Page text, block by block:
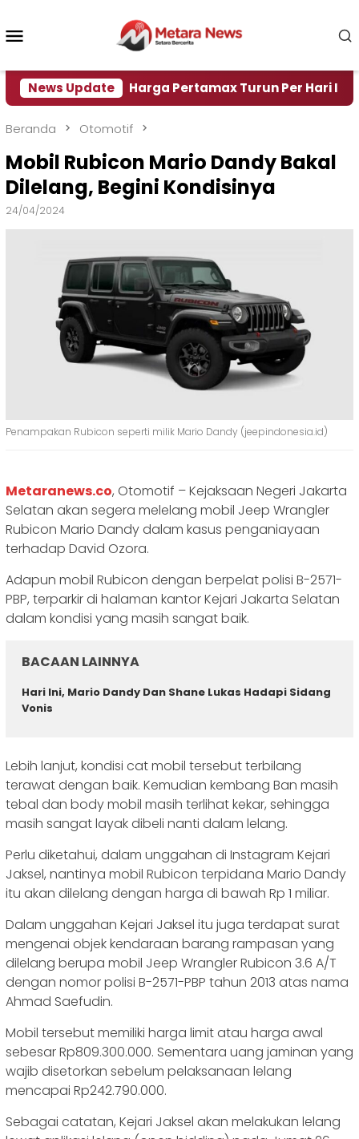
konten
News Update
Harga Pertamax Turun Per Hari Ini, Segini
Beranda Otomotif
Mobil Rubicon Mario Dandy Bakal
Dilelang, Begini Kondisinya
24/04/2024
Penampakan Rubicon seperti milik Mario Dandy (jeepindonesia.id)
Metaranews.co, Otomotif – Kejaksaan Negeri Jakarta
Selatan akan segera melelang mobil Jeep Wrangler
Rubicon Mario Dandy dalam kasus penganiayaan
terhadap David Ozora.
Adapun mobil Rubicon dengan berpelat polisi B-2571-
PBP, terparkir di halaman kantor Kejari Jakarta Selatan
dalam kondisi yang masih sangat baik.
BACAAN LAINNYA
Hari Ini, Mario Dandy Dan Shane Lukas Hadapi Sidang
Vonis
Lebih lanjut, kondisi cat mobil tersebut terbilang
terawat dengan baik. Kemudian kembang Ban masih
tebal dan body mobil masih terlihat kekar, sehingga
masih sangat layak dibeli nanti dalam lelang.
Perlu diketahui, dalam unggahan di Instagram Kejari
Jaksel, nantinya mobil Rubicon terpidana Mario Dandy
itu akan dilelang dengan harga di bawah Rp 1 miliar.
Dalam unggahan Kejari Jaksel itu juga terdapat surat
mengenai objek kendaraan barang rampasan yang
dilelang berupa mobil Jeep Wrangler Rubicon 3.6 A/T
dengan nomor polisi B-2571-PBP tahun 2013 atas nama
Ahmad Saefudin.
Mobil tersebut memiliki harga limit atau harga awal
sebesar Rp809.300.000. Sementara uang jaminan yang
wajib disetorkan sebelum pelaksanaan lelang
mencapai Rp242.790.000.
Sebagai catatan, Kejari Jaksel akan melakukan lelang